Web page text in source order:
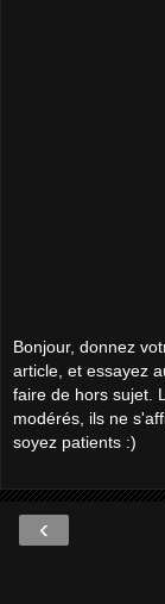
Bonjour, donnez
article, et essayez
faire de hors sujet.
modérés, ils ne
soyez patients :)
‹